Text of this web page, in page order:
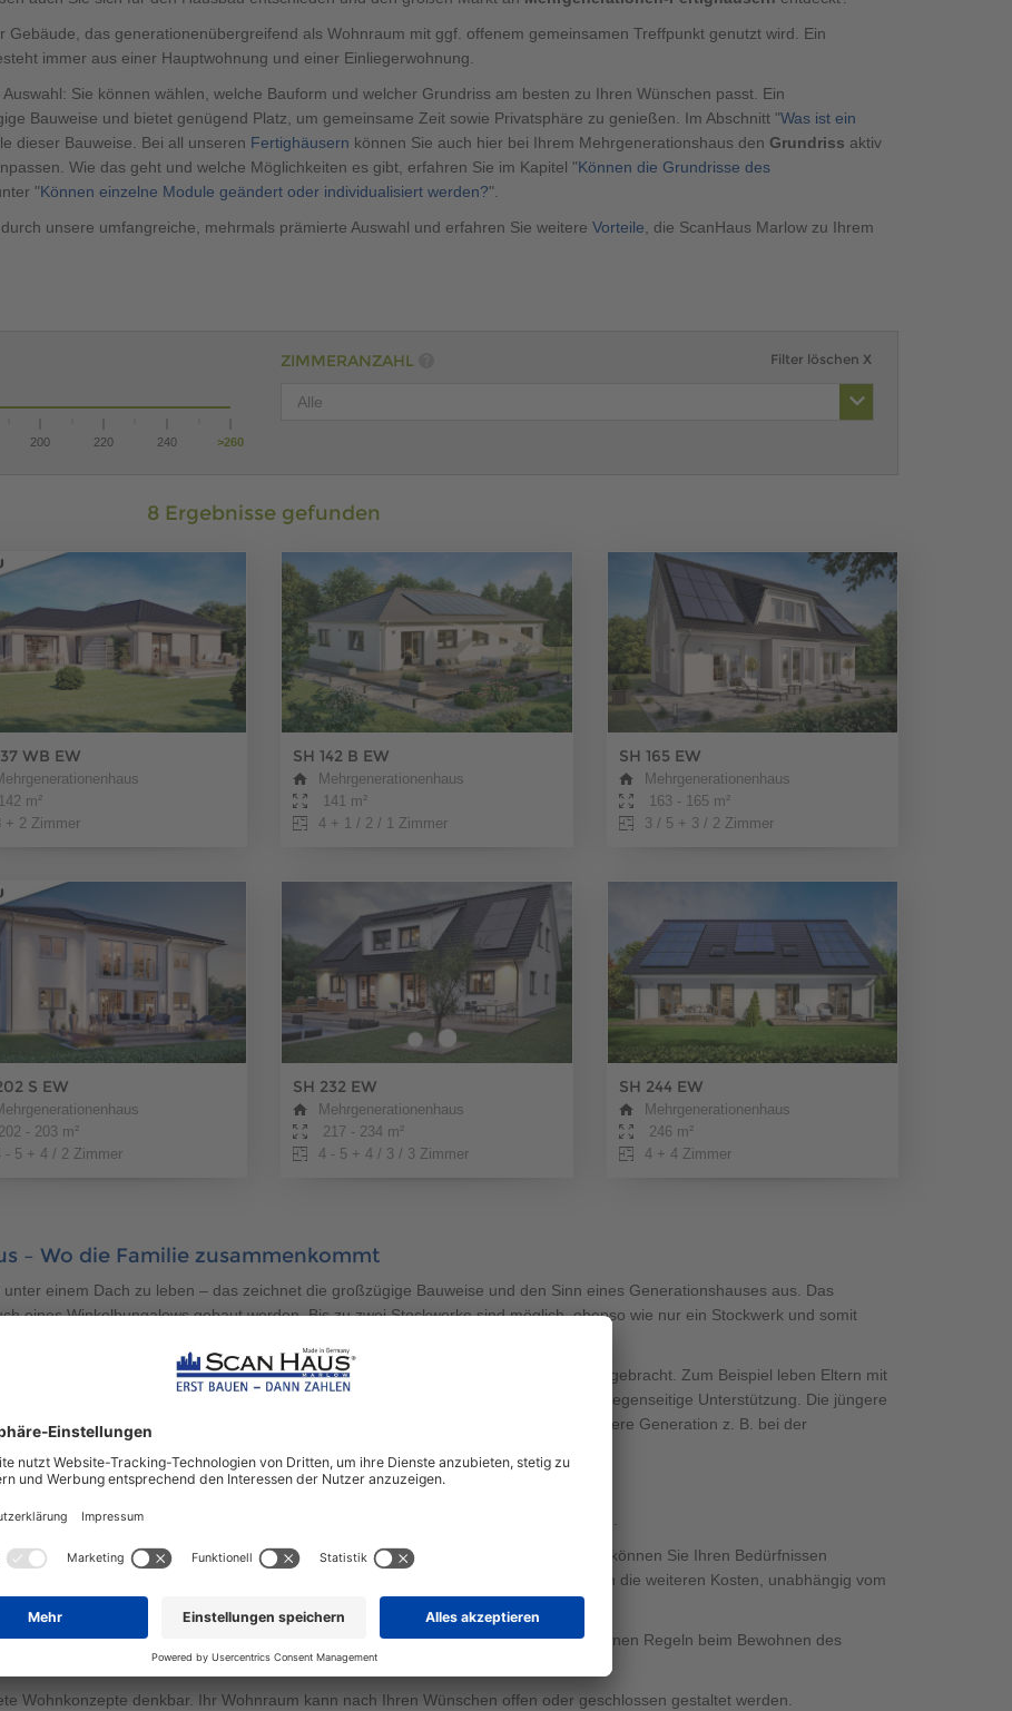
das generationenübergreifend als Wohnraum mit ggf. offenem gemeinsamen Treffpunkt genutzt wird. Ein
immer aus einer Hauptwohnung und einer Einliegerwohnung.
Sie können wählen, welche Bauform und welcher Grundriss am besten zu Ihren Wünschen passt. Ein
Bauweise und bietet genügend Platz, um gemeinsame Zeit sowie Privatsphäre zu genießen. Im Abschnitt "Was ist ein
dieser Bauweise. Bei all unseren Fertighäusern können Sie auch hier bei Ihrem Mehrgenerationshaus den Grundriss aktiv
Wie das geht und welche Möglichkeiten es gibt, erfahren Sie im Kapitel "Können die Grundrisse des
"Können einzelne Module geändert oder individualisiert werden?".
unsere umfangreiche, mehrmals prämierte Auswahl und erfahren Sie weitere Vorteile , die ScanHaus Marlow zu Ihrem
200 220 240 >260
ZIMMERANZAHL
Alle
8 Ergebnisse gefunden
WB EW
142 m²
+ 2 Zimmer
SH 142 B EW
Mehrgenerationenhaus
141 m²
4 + 1 / 2 / 1 Zimmer
SH 165 EW
Mehrgenerationenhaus
163 - 165 m²
3 / 5 + 3 / 2 Zimmer
S EW
202 - 203 m²
- 5 + 4 / 2 Zimmer
SH 232 EW
Mehrgenerationenhaus
217 - 234 m²
4 - 5 + 4 / 3 / 3 Zimmer
SH 244 EW
Mehrgenerationenhaus
246 m²
4 + 4 Zimmer
– Wo die Familie zusammenkommt
einem Dach zu leben – das zeichnet die großzügige Bauweise und den Sinn eines Generationshauses aus. Das
eines Winkelbungalows gebaut werden. Bis zu zwei Stockwerke sind möglich, ebenso wie nur ein Stockwerk und somit
in einem Haus. In diesem Haus werden meist zwei bis drei Generationen untergebracht. Zum Beispiel leben Eltern mit
sich ein Mehrgenerationenhaus für einen starken Familienzusammenhalt und gegenseitige Unterstützung. Die jüngere
die mittlerweile schwerer werden. Auf der anderen Seite unterstützt die ältere Generation z. B. bei der
wir Ihnen nicht vorenthalten, denn der Hausbau ist eine große Entscheidung.
wohnen. Dank mehrerer Wohnungen und somit persönlichen Rückzugsorten, können Sie Ihren Bedürfnissen
sowie das Generationshaus als Fertighaus auf mehrere Personen auf. Auch die weiteren Kosten, unabhängig vom
Familie beschränkt. Durch separate Einliegerwohnungen gibt es keine vorgeschriebenen Regeln beim Bewohnen des
als Wohnung für Pflegekräfte oder als Gästewohnung nutzen.
Wohnkonzepte denkbar. Ihr Wohnraum kann nach Ihren Wünschen offen oder geschlossen gestaltet werden.